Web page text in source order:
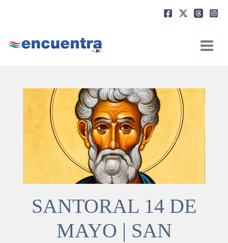
SANTORAL 14 DE
MAYO | SAN